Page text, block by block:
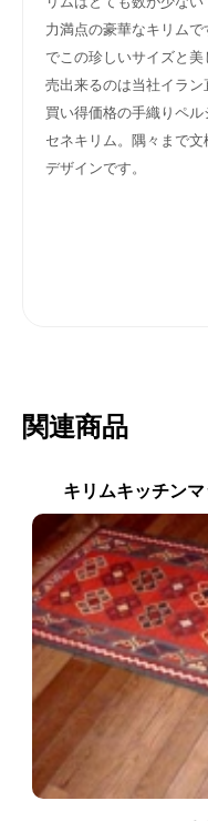
力満点の豪華なキリム
でこの珍しいサイズと
売出来るのは当社イラ
買い得価格の手織りペ
セネキリム。隅々まで
デザインです。
関連商品
キリムキッチン